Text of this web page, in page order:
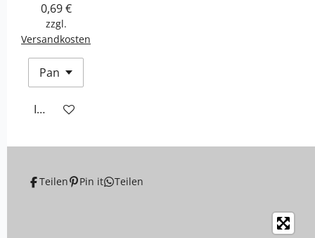
0,69 €
zzgl.
Versandkosten
In den Warenkorb
Teilen Pin it Teilen